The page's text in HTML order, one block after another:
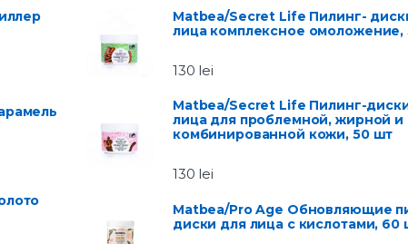
Matbea/Secret Life Пилинг- диски для
лица комплексное омоложение,
130 lei
Matbea/Secret Life Пилинг-диски для
лица для проблемной, жирной и
комбинированной кожи, 50 шт
130 lei
Matbea/Pro Age Обновляющие пилинг-
диски для лица с кислотами, 60